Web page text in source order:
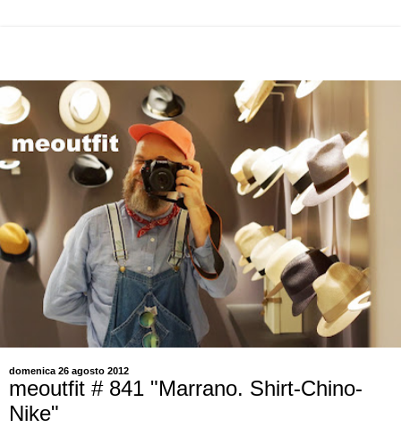
domenica 26 agosto 2012
meoutfit # 841 "Marrano. Shirt-Chino-
Nike"